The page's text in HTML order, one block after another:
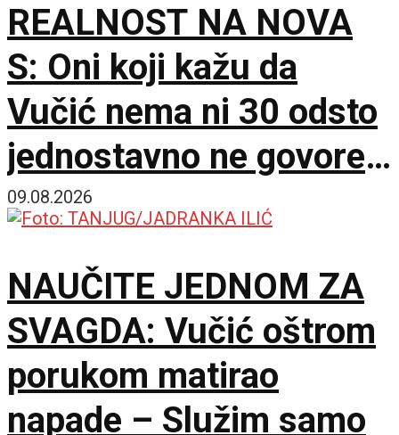
REALNOST NA NOVA
S: Oni koji kažu da
Vučić nema ni 30 odsto
jednostavno ne govore
istinu
09.08.2026
NAUČITE JEDNOM ZA
SVAGDA: Vučić oštrom
porukom matirao
napade – Služim samo